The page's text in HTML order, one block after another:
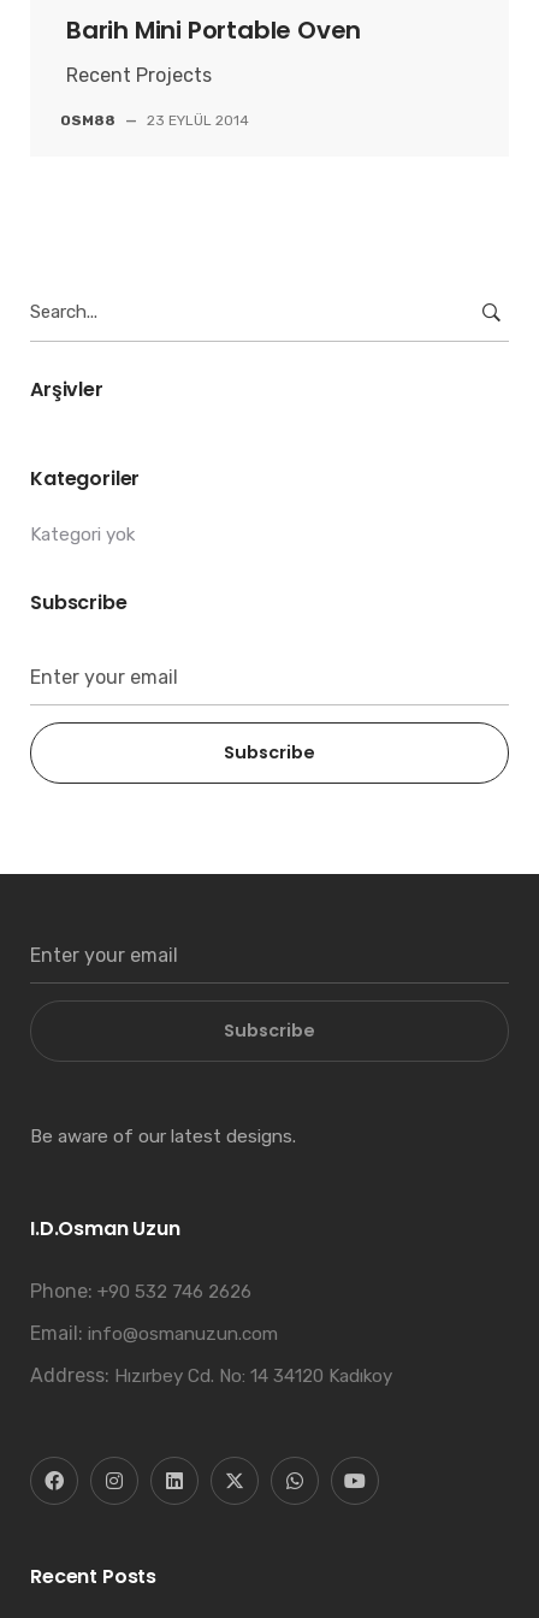
Barih Mini Portable Oven
Recent Projects
OSM88 — 23 EYLÜL 2014
for:
Arşivler
Kategoriler
Kategori yok
Subscribe
Subscribe
Subscribe
Be aware of our latest designs.
I.D.Osman Uzun
Phone: +90 532 746 2626
Email: info@osmanuzun.com
Address: Hızırbey Cd. No: 14 34120 Kadıkoy
Recent Posts